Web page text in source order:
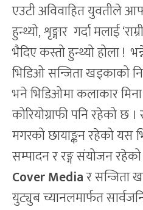
एउटी अविवाहित युवतीले
हुन्थ्यो, शृङ्गार गर्दा मलाई
भैदिए कस्तो हुन्थ्यो होला !
भिडिओ सन्जिता खड्काको
भने भिडिओमा कलाकार
कोरियोग्राफी पनि रहेको छ
मगरको छायाङ्कन रहेको यस
सम्पादन र रङ्ग संयोजन
Cover Mediaर
युट्युब च्यानलमार्फत